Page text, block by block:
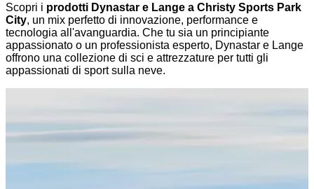
Scopri i prodotti Dynastar e Lange a Christy Sports Park
City, un mix perfetto di innovazione, performance e
tecnologia all'avanguardia. Che tu sia un principiante
appassionato o un professionista esperto, Dynastar e Lange
offrono una collezione di sci e attrezzature per tutti gli
appassionati di sport sulla neve.